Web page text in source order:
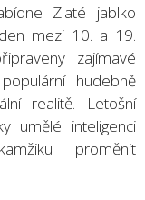
Zlaté jablko
mezi 10. a 19.
zajímavé
hudebně
realitě. Letošní
umělé inteligenci
proměnit